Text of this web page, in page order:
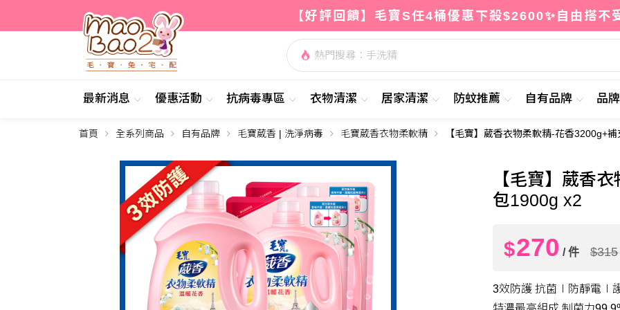
【好評回饋】毛寶S任4桶優惠下殺$2600✨自由搭不
熱門搜尋：手洗精
最新消息 優惠活動 抗病毒專區 衣物清潔 居家清潔 防蚊推薦 自有品牌 品
$
首頁 全系列商品 自有品牌 毛寶葳香 | 洗淨病毒 毛寶葳香衣物柔軟精 【毛寶】葳香衣物柔軟精-花香3200g+
【毛寶】葳香
包1900g x2
$270 / 件 $315
3效防護 抗菌∣防靜電∣